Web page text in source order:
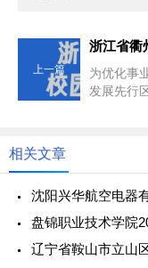
上一篇
为优化事
发展先行
相关文章
盘锦职业技术学院